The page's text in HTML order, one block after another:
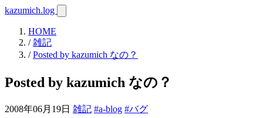
kazumich.log
HOME
/雑記
/Posted by kazumich なの？
Posted by kazumich なの？
2008年06月19日 雑記 #a-blog #バグ